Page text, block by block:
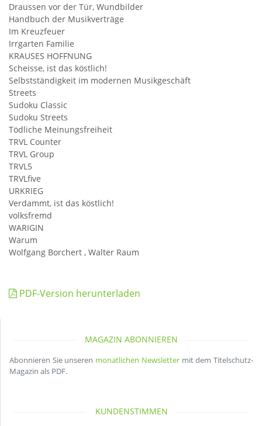
Draussen vor der Tür, Wundbilder
Handbuch der Musikverträge
Im Kreuzfeuer
Irrgarten Familie
KRAUSES HOFFNUNG
Scheisse, ist das köstlich!
Selbstständigkeit im modernen Musikgeschäft
Streets
Sudoku Classic
Sudoku Streets
Tödliche Meinungsfreiheit
TRVL Counter
TRVL Group
TRVL5
TRVLfive
URKRIEG
Verdammt, ist das köstlich!
volksfremd
WARIGIN
Warum
Wolfgang Borchert , Walter Raum
PDF-Version herunterladen
MAGAZIN ABONNIEREN
Abonnieren Sie unseren monatlichen Newslettermit dem Titelschutz-
Magazin als PDF.
KUNDENSTIMMEN